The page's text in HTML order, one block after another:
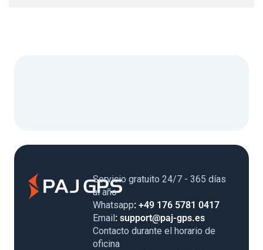
Servicio gratuito 24/7 - 365 días
al año
Whatsapp: +49 176 5781 0417
Email: support@paj-gps.es
Contacto durante el horario de
oficina